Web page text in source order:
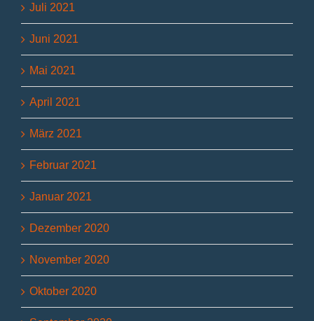
Juli 2021
Juni 2021
Mai 2021
April 2021
März 2021
Februar 2021
Januar 2021
Dezember 2020
November 2020
Oktober 2020